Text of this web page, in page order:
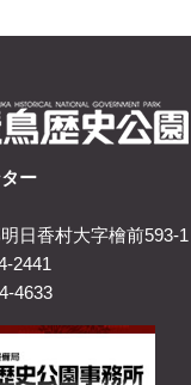
ー
日香村大字檜前593-1
2441
4633